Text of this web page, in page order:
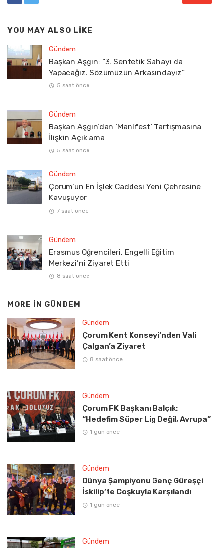
YOU MAY ALSO LIKE
Gündem
Başkan Aşgın: “3. Sentetik Sahayı da
Yapacağız, Sözümüzün Arkasındayız”
5 saat önce
Gündem
Başkan Aşgın’dan ‘Manifest’ Tartışmasına
İlişkin Açıklama
5 saat önce
Gündem
Çorum’un En İşlek Caddesi Yeni Çehresine
Kavuşuyor
7 saat önce
Gündem
Erasmus Öğrencileri, Engelli Eğitim
Merkezi’ni Ziyaret Etti
8 saat önce
MORE IN GÜNDEM
Gündem
Çorum Kent Konseyi’nden Vali
Çalgan’a Ziyaret
8 saat önce
Gündem
Çorum FK Başkanı Balçık:
“Hedefim Süper Lig Değil, Avrupa”
1 gün önce
Gündem
Dünya Şampiyonu Genç Güreşçi
İskilip’te Coşkuyla Karşılandı
1 gün önce
Gündem